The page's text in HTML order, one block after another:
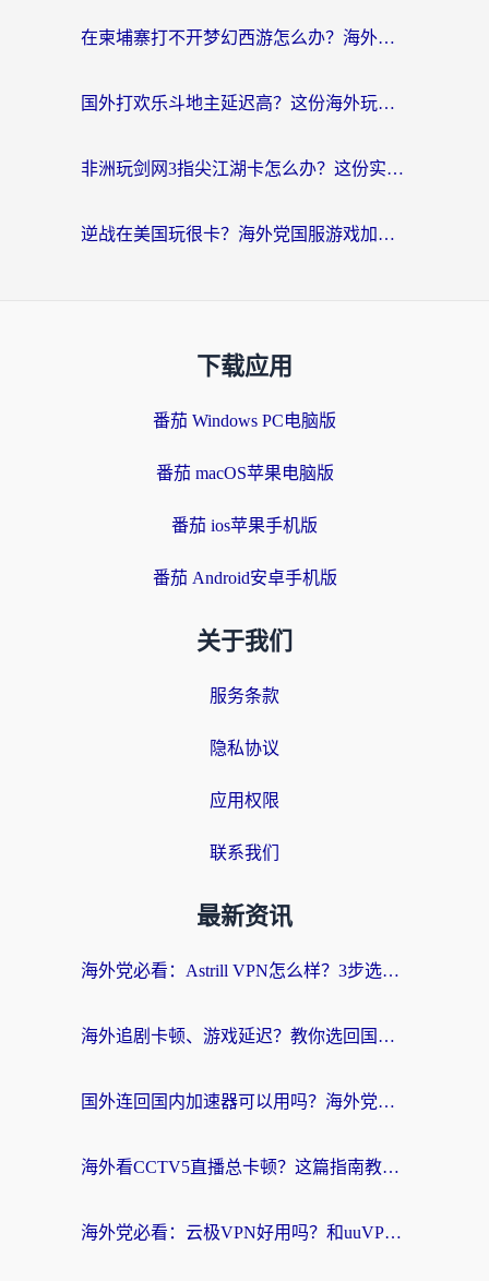
在柬埔寨打不开梦幻西游怎么办？海外玩家国服游戏加速终极指南
国外打欢乐斗地主延迟高？这份海外玩家国服游戏加速指南帮你解决卡顿烦恼
非洲玩剑网3指尖江湖卡怎么办？这份实测有效的国服游戏加速指南请收好
逆战在美国玩很卡？海外党国服游戏加速终极指南（附DNF宝可梦加速技巧）
下载应用
番茄 Windows PC电脑版
番茄 macOS苹果电脑版
番茄 ios苹果手机版
番茄 Android安卓手机版
关于我们
服务条款
隐私协议
应用权限
联系我们
最新资讯
海外党必看：Astrill VPN怎么样？3步选对回国加速器实现无缝刷剧玩游戏
海外追剧卡顿、游戏延迟？教你选回国加速器，附免费加速器试用一小时福利
国外连回国内加速器可以用吗？海外党亲测实用指南，解决追剧游戏卡顿难题
海外看CCTV5直播总卡顿？这篇指南教你选对回国加速器，无缝刷国内资源
海外党必看：云极VPN好用吗？和uuVPN对比哪个回国效果更好？附真实体验+避坑指南